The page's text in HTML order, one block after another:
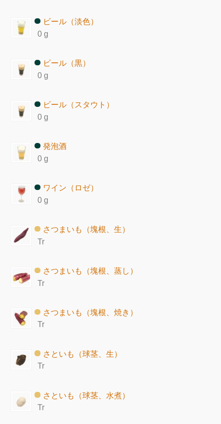
ビール（淡色）
0 g
ビール（黒）
0 g
ビール（スタウト）
0 g
発泡酒
0 g
ワイン（ロゼ）
0 g
さつまいも（塊根、生）
Tr
さつまいも（塊根、蒸し）
Tr
さつまいも（塊根、焼き）
Tr
さといも（球茎、生）
Tr
さといも（球茎、水煮）
Tr